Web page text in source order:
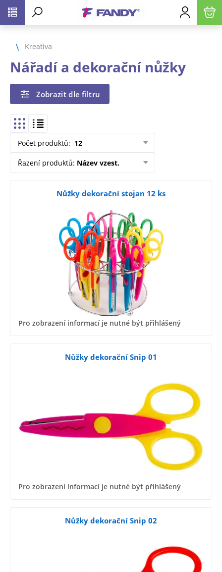
Kreativa
Nářadí a dekorační nůžky
Zobrazit dle filtru
Počet produktů: 12
Řazení produktů: Název vzest.
Nůžky dekorační stojan 12 ks
Pro zobrazení informací je nutné být přihlášený
Nůžky dekorační Snip 01
Pro zobrazení informací je nutné být přihlášený
Nůžky dekorační Snip 02